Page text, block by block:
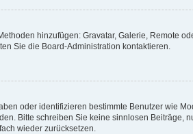
hinzufügen: Gravatar, Galerie, Remote
Sie die Board-Administration kontaktieren.
oder identifizieren bestimmte Benutzer wie
Bitte schreiben Sie keine sinnlosen Beiträge,
wieder zurücksetzen.